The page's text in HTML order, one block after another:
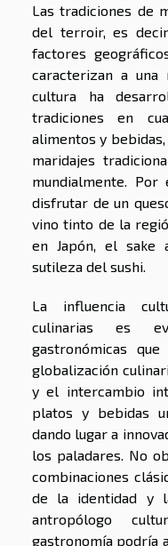
Las tradiciones de
del terroir, es
factores
caracterizan a una
cultura ha
tradiciones en
alimentos y
maridajes
mundialmente.
disfrutar de un
vino tinto de la
en Japón, el sake
sutileza del sushi.
La influencia
culinarias es
gastronómicas
globalización
y el intercambio
platos y bebidas
dando lugar a
los paladares. No
combinaciones
de la identidad y
antropólogo
gastronomía podría